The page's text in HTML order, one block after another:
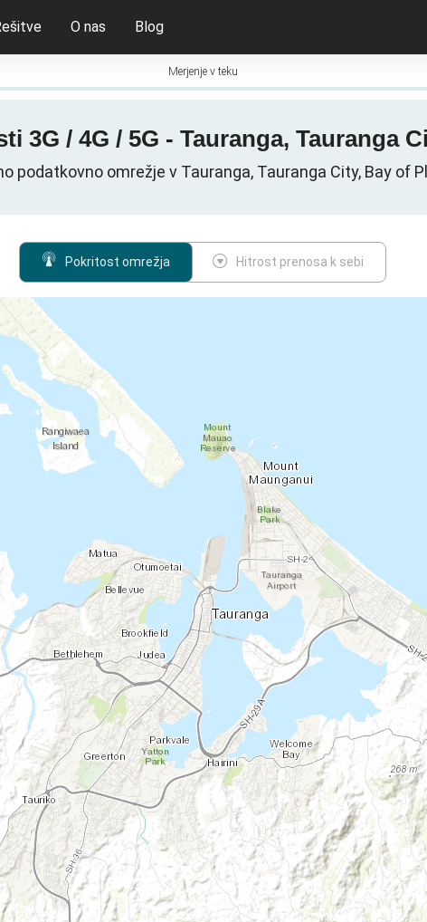
O nas Blog
Merjenje v teku
3G / 4G / 5G - Tauranga, Tauranga
podatkovno omrežje v Tauranga, Tauranga City, Bay of
Pokritost omrežja Hitrost prenosa k sebi